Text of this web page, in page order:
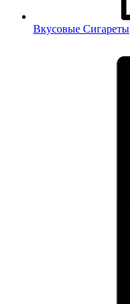
Вкусовые Сигареты